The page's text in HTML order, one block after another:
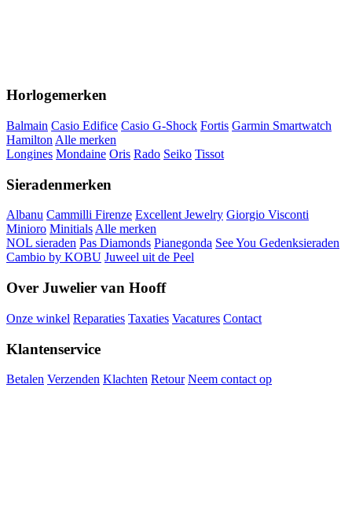
Horlogemerken
Balmain Casio Edifice Casio G-Shock Fortis Garmin Smartwatch
Hamilton Alle merken
Longines Mondaine Oris Rado Seiko Tissot
Sieradenmerken
Albanu Cammilli Firenze Excellent Jewelry Giorgio Visconti
Minioro MinitialsAlle merken
NOL sieraden Pas Diamonds Pianegonda See You Gedenksieraden
Cambio by KOBU Juweel uit de Peel
Over Juwelier van Hooff
Onze winkel Reparaties Taxaties Vacatures Contact
Klantenservice
Betalen Verzenden Klachten Retour Neem contact op